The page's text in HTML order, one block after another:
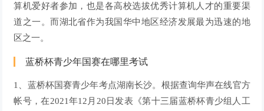
算机爱好者参加，也是各高校选拔优秀计算机人才的重要渠
道之一。而湖北省作为我国华中地区经济发展最为迅速的地
区之一。
蓝桥杯青少年国赛在哪里考试
1、蓝桥杯国赛青少年考点湖南长沙。根据查询华声在线官方
帐号，在2021年12月20日发表《第十三届蓝桥杯青少组人工